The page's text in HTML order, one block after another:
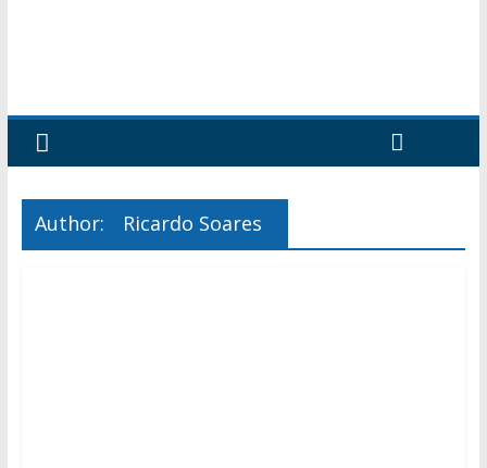
Author: Ricardo Soares